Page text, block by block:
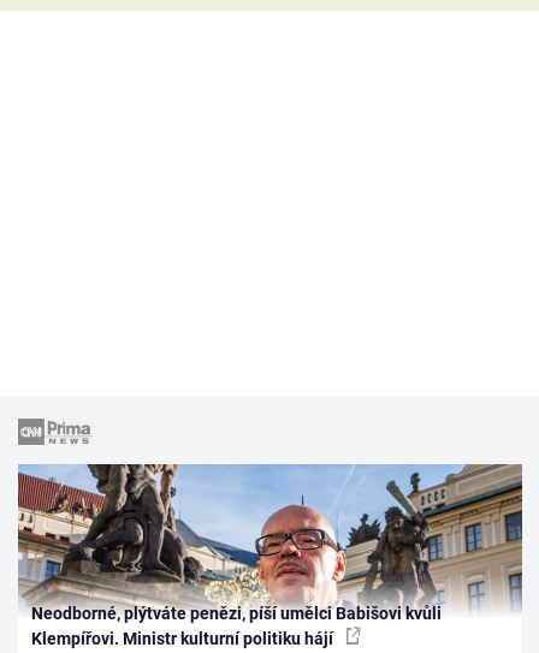
Neodborné, plýtváte penězi, píší umělci Babišovi kvůli
Klempířovi. Ministr kulturní politiku hájí